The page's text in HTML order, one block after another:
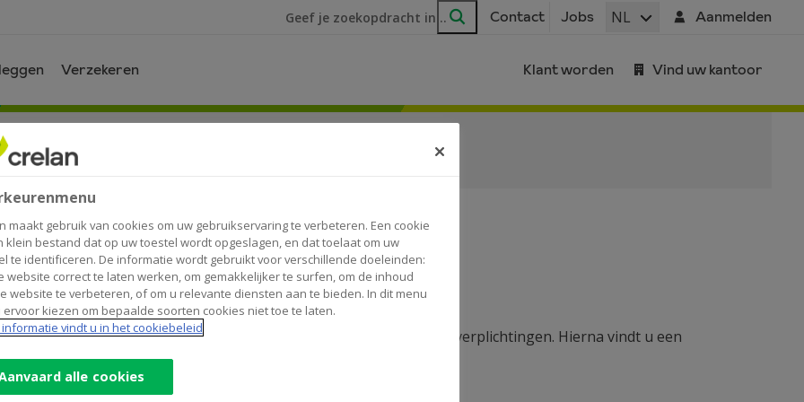
Ik ben op zoek naar
Zoeken
Contact Jobs NL Aanmelden
Verzekeren Klant worden Vind uw kantoor
wordt u geconfronteerd met een reeks niet-alledaagse verplichtingen. Hierna vindt u een
dierbare overlijdt.
maakt gebruik van cookies om uw gebruikservaring te verbeteren. Een cookie
klein bestand dat op uw toestel wordt opgeslagen, en dat toelaat om uw
te identificeren. De informatie wordt gebruikt voor verschillende doeleinden:
website correct te laten werken, om gemakkelijker te surfen, om de inhoud
website te verbeteren, of om u relevante diensten aan te bieden. In dit menu
ervoor kiezen om bepaalde soorten cookies niet toe te laten.
vindt u in het cookiebeleid
alle cookies